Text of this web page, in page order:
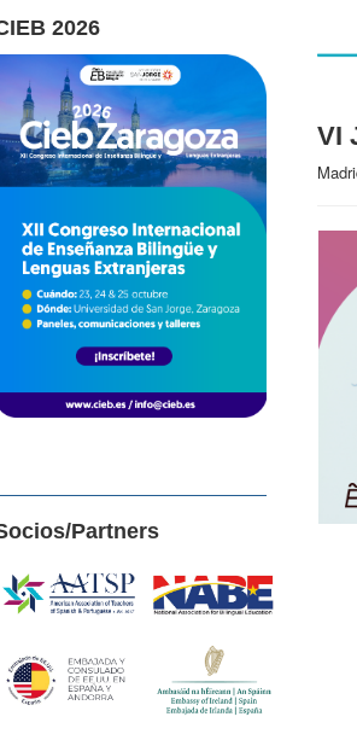
2026
Partners
VI